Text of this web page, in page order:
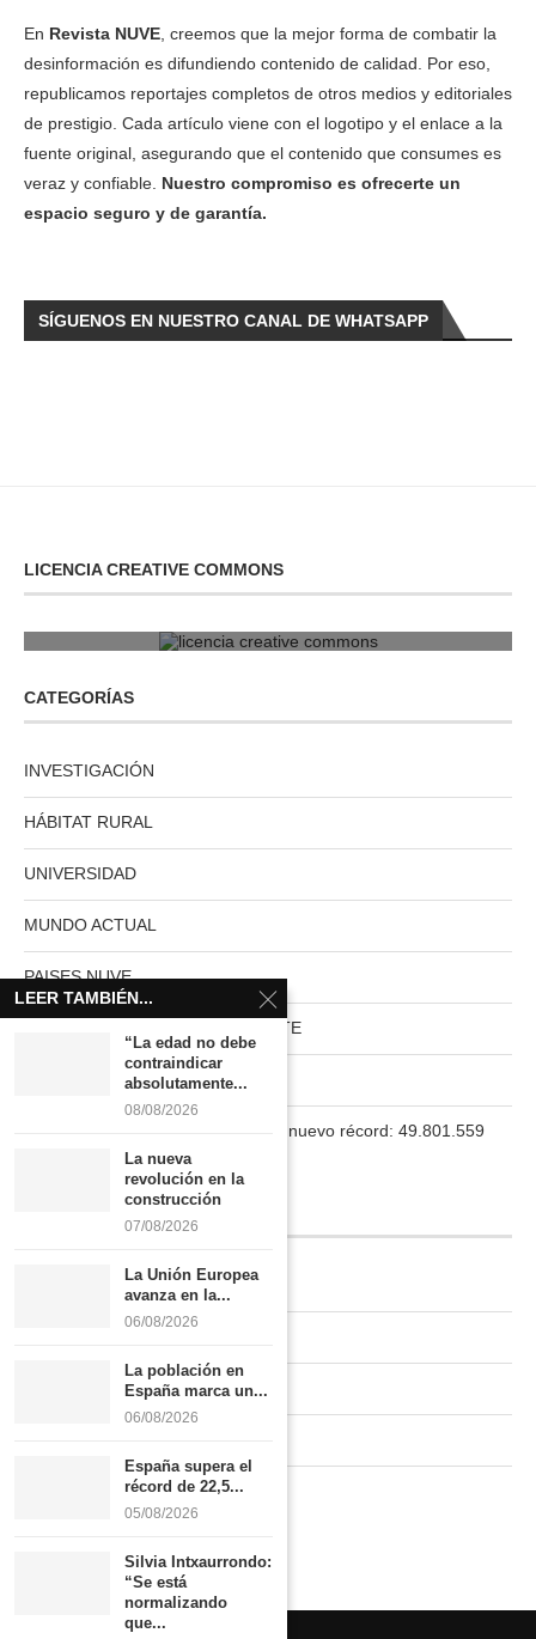
En Revista NUVE , creemos que la mejor forma de combatir la
desinformación es difundiendo contenido de calidad. Por eso,
republicamos reportajes completos de otros medios y editoriales
de prestigio. Cada artículo viene con el logotipo y el enlace a la
fuente original, asegurando que el contenido que consumes es
veraz y confiable. Nuestro compromiso es ofrecerte un
espacio seguro y de garantía.
SÍGUENOS EN NUESTRO CANAL DE WHATSAPP
LICENCIA CREATIVE COMMONS
CATEGORÍAS
INVESTIGACIÓN
HÁBITAT RURAL
UNIVERSIDAD
MUNDO ACTUAL
PAISES NUVE
HABITAT RURAL AUTOSUFICIENTE
La población en España marca un nuevo récord: 49.801.559
Quiénes somos
Política de privacidad
LEER TAMBIÉN...
“La edad no debe
contraindicar
absolutamente...
08/08/2026
La nueva
revolución en la
construcción
07/08/2026
La Unión Europea
avanza en la...
06/08/2026
La población en
España marca un...
06/08/2026
España supera el
récord de 22,5...
05/08/2026
Silvia Intxaurrondo:
“Se está
normalizando
que...